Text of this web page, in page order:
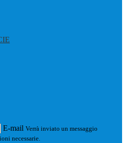
E-mail Verrà inviato un messaggio
necessarie.